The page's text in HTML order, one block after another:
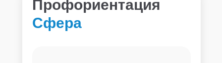
Профориентация
Сфера